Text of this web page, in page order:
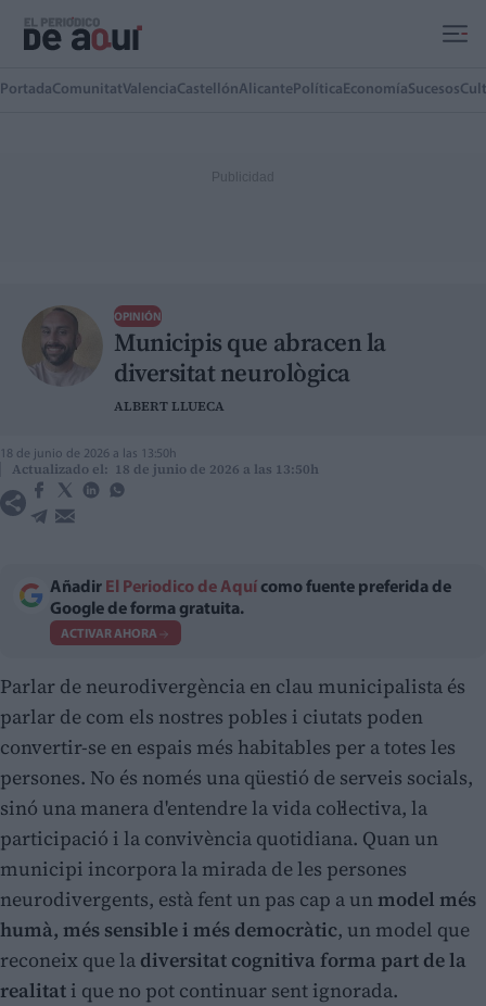
PortadaComunitatValenciaCastellónAlicante Política EconomíaSucesos
Municipis que abracen la
diversitat neurològica
OPINIÓN
ALBERT LLUECA
18 de junio de 2026 a las 13:50h
Actualizado el: 18 de junio de 2026 a las 13:50h
Añadir El Periodico de Aquí como fuente preferida de
Google de forma gratuita.
ACTIVAR AHORA
Parlar de neurodivergència en clau municipalista és
parlar de com els nostres pobles i ciutats poden
convertir-se en espais més habitables per a totes les
persones. No és només una qüestió de serveis socials,
sinó una manera d'entendre la vida col·lectiva, la
participació i la convivència quotidiana. Quan un
municipi incorpora la mirada de les persones
neurodivergents, està fent un pas cap a unmodel més
humà, més sensible i més democràtic, un model que
reconeix que la diversitat cognitiva forma part de la
realitat i que no pot continuar sent ignorada.